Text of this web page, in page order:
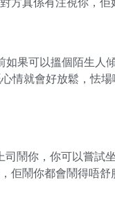
果可以搵個陌生人
情就會好放鬆，怯場
鬧你，你可以嘗試
佢鬧你都會鬧得唔舒